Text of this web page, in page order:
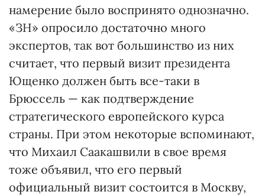
намерение было воспринято однозначно.
«ЗН» опросило достаточно много
экспертов, так вот большинство из них
считает, что первый визит президента
Ющенко должен быть все-таки в
Брюссель — как подтверждение
стратегического европейского курса
страны. При этом некоторые вспоминают,
что Михаил Саакашвили в свое время
тоже объявил, что его первый
официальный визит состоится в Москву,